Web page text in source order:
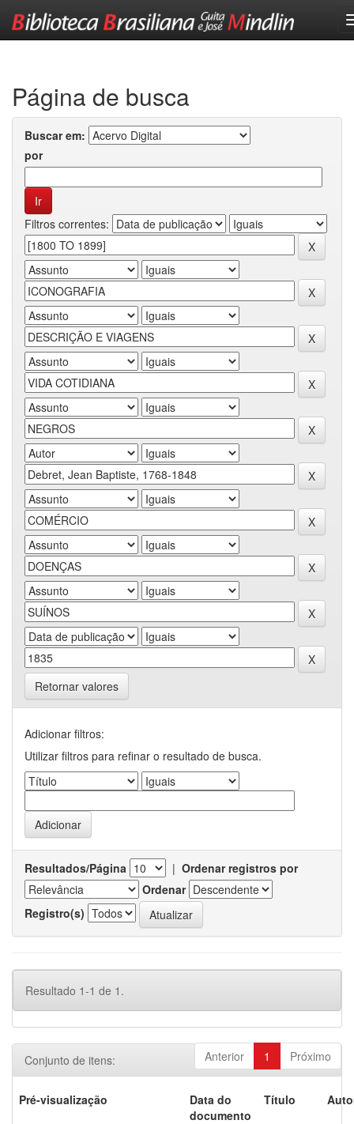
Página de busca
Buscar em:
por
Filtros correntes:
Retornar valores
Adicionar filtros:
Utilizar filtros para refinar o resultado de busca.
Resultados/Página | Ordenar registros por
Ordenar
Registro(s)
Resultado 1-1 de 1.
Anterior 1 Próximo
Conjunto de itens:
Pré-visualização
Data do
documento
Título